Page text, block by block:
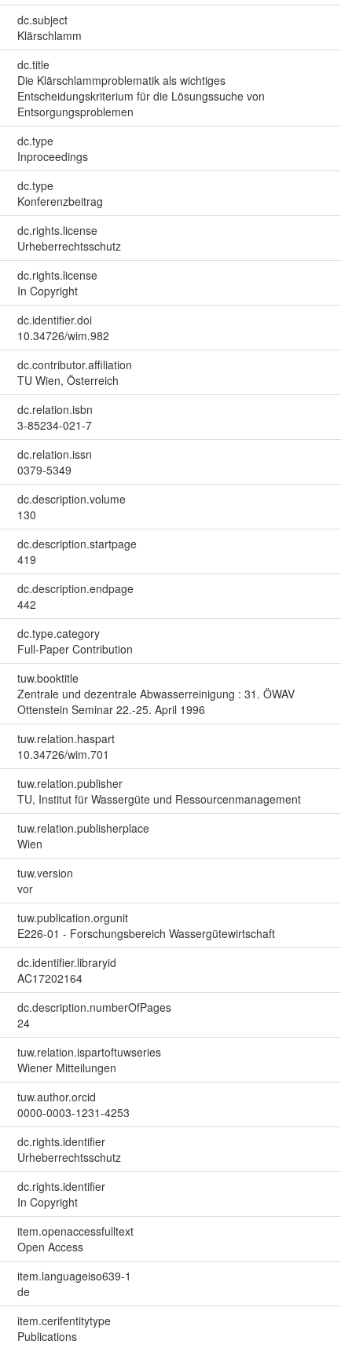
dc.subject
Klärschlamm
dc.title
Die Klärschlammproblematik als wichtiges
Entscheidungskriterium für die Lösungssuche von
Entsorgungsproblemen
dc.type
Inproceedings
dc.type
Konferenzbeitrag
dc.rights.license
Urheberrechtsschutz
dc.rights.license
In Copyright
dc.identifier.doi
10.34726/wim.982
dc.contributor.affiliation
TU Wien, Österreich
dc.relation.isbn
3-85234-021-7
dc.relation.issn
0379-5349
dc.description.volume
130
dc.description.startpage
419
dc.description.endpage
442
dc.type.category
Full-Paper Contribution
tuw.booktitle
Zentrale und dezentrale Abwasserreinigung : 31. ÖWAV
Ottenstein Seminar 22.-25. April 1996
tuw.relation.haspart
10.34726/wim.701
tuw.relation.publisher
TU, Institut für Wassergüte und Ressourcenmanagement
tuw.relation.publisherplace
Wien
tuw.version
vor
tuw.publication.orgunit
E226-01 - Forschungsbereich Wassergütewirtschaft
dc.identifier.libraryid
AC17202164
dc.description.numberOfPages
24
tuw.relation.ispartoftuwseries
Wiener Mitteilungen
tuw.author.orcid
0000-0003-1231-4253
dc.rights.identifier
Urheberrechtsschutz
dc.rights.identifier
In Copyright
item.openaccessfulltext
Open Access
item.languageiso639-1
de
item.cerifentitytype
Publications